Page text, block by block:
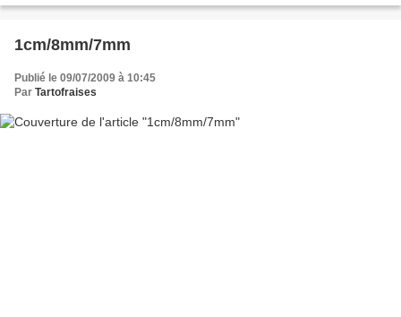
1cm/8mm/7mm
Publié le 09/07/2009 à 10:45
Par Tartofraises